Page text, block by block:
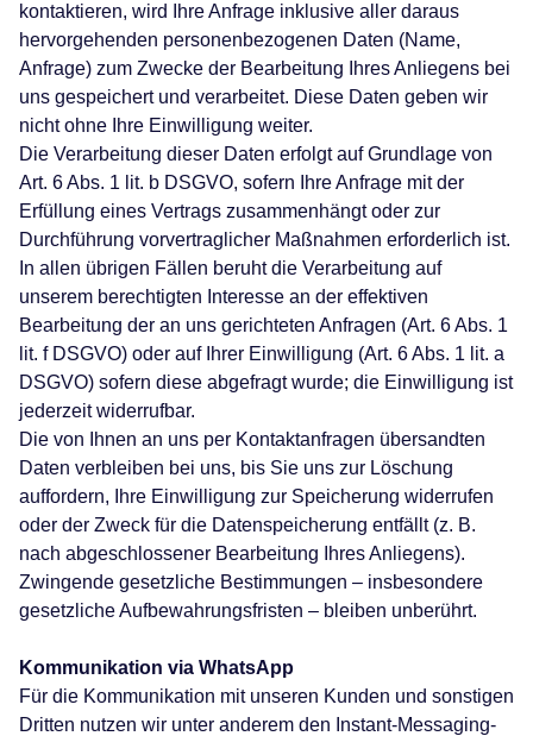
kontaktieren, wird Ihre Anfrage inklusive aller daraus
hervorgehenden personenbezogenen Daten (Name,
Anfrage) zum Zwecke der Bearbeitung Ihres Anliegens bei
uns gespeichert und verarbeitet. Diese Daten geben wir
nicht ohne Ihre Einwilligung weiter.
Die Verarbeitung dieser Daten erfolgt auf Grundlage von
Art. 6 Abs. 1 lit. b DSGVO, sofern Ihre Anfrage mit der
Erfüllung eines Vertrags zusammenhängt oder zur
Durchführung vorvertraglicher Maßnahmen erforderlich ist.
In allen übrigen Fällen beruht die Verarbeitung auf
unserem berechtigten Interesse an der effektiven
Bearbeitung der an uns gerichteten Anfragen (Art. 6 Abs. 1
lit. f DSGVO) oder auf Ihrer Einwilligung (Art. 6 Abs. 1 lit. a
DSGVO) sofern diese abgefragt wurde; die Einwilligung ist
jederzeit widerrufbar.
Die von Ihnen an uns per Kontaktanfragen übersandten
Daten verbleiben bei uns, bis Sie uns zur Löschung
auffordern, Ihre Einwilligung zur Speicherung widerrufen
oder der Zweck für die Datenspeicherung entfällt (z. B.
nach abgeschlossener Bearbeitung Ihres Anliegens).
Zwingende gesetzliche Bestimmungen – insbesondere
gesetzliche Aufbewahrungsfristen – bleiben unberührt.
Kommunikation via WhatsApp
Für die Kommunikation mit unseren Kunden und sonstigen
Dritten nutzen wir unter anderem den Instant-Messaging-